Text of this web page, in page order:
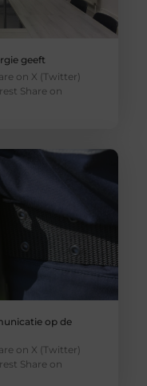
geeft
on X (Twitter)
Share on
op de
on X (Twitter)
Share on